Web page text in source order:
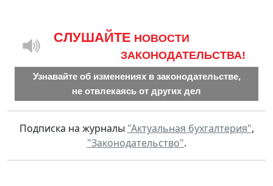
CЛУШАЙТЕ НОВОСТИ
ЗАКОНОДАТЕЛЬСТВА!
Узнавайте об изменениях в законодательстве,
не отвлекаясь от других дел
Подписка на журналы "Актуальная бухгалтерия",
"Законодательство".